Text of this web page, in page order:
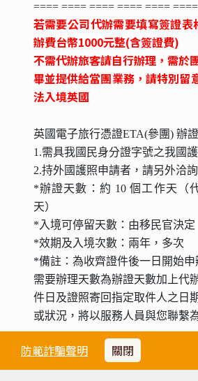
防範詐騙聲明 關閉
==== ==== ==== ==== ====
若需要公司代辦需要填寫簽證表
辦費台幣1000元整(含簽證費)
不需代辦旅客請自行辦理，需於
畢並提供給當團業務，請特別留
法入境英國
英國電子旅行憑證ETA(參團) 辦證
1.需具我國民身分證字號之我國
2.持外國護照申請者，請另外洽詢
*辦證天數：約 10 個工作天（
天）
*入境可停留天數：由移民官決定
*效期及入境次數：兩年，多次
*備註：為收齊證件後一日開始申
需要辦理天數為辦證天數加上代
件日及證照寄回指定取件人之日
或狀況，將以服務人員與您聯繫
天氣